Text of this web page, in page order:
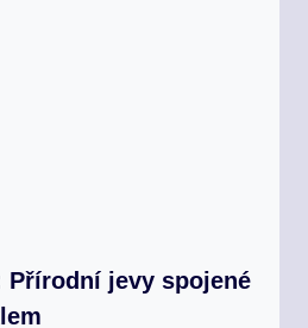
Přírodní jevy spojené